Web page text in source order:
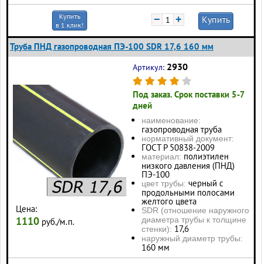
Купить
в 1 клик!
− + Купить
Труба ПНД газопроводная ПЭ-100 SDR 17,6 160 мм
Цена:
1110 руб./м.п.
Артикул: 2930
Под заказ. Срок поставки 5-7
дней
наименование:
газопроводная труба
нормативный документ:
ГОСТ Р 50838-2009
материал: полиэтилен
низкого давления (ПНД)
ПЭ-100
цвет трубы: черный с
продольными полосами
желтого цвета
SDR (отношение наружного
диаметра трубы к толщине
стенки): 17,6
наружный диаметр трубы:
160 мм